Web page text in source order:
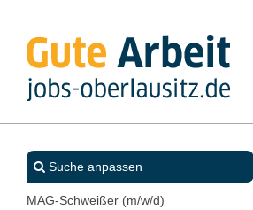
Suche anpassen
MAG-Schweißer (m/w/d)